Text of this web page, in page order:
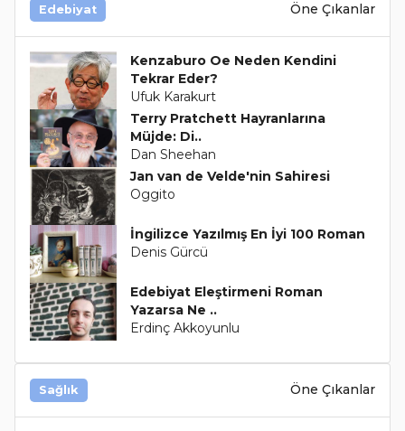
Edebiyat Öne Çıkanlar
Kenzaburo Oe Neden Kendini
Tekrar Eder?
Ufuk Karakurt
Terry Pratchett Hayranlarına
Müjde: Di..
Dan Sheehan
Jan van de Velde'nin Sahiresi
Oggito
İngilizce Yazılmış En İyi 100 Roman
Denis Gürcü
Edebiyat Eleştirmeni Roman
Yazarsa Ne ..
Erdinç Akkoyunlu
Sağlık Öne Çıkanlar